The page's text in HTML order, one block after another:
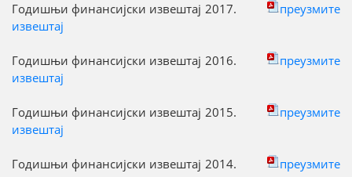
Годишњи финансијски извештај 2017.
преузмите
извештај
Годишњи финансијски извештај 2016.
преузмите
извештај
Годишњи финансијски извештај 2015.
преузмите
извештај
Годишњи финансијски извештај 2014.
преузмите